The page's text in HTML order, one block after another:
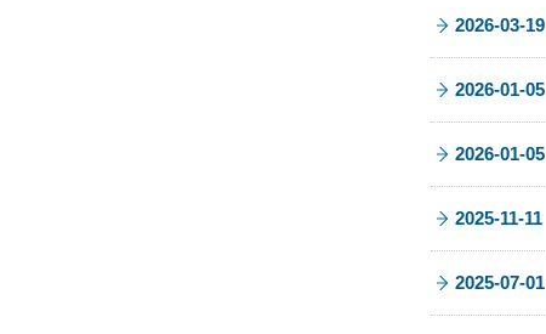
2026-03-19
2026-01-05
2026-01-05
2025-11-11
2025-07-01